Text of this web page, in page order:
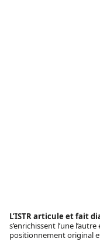
L’ISTR articule et fait
s’enrichissent l’une
positionnement original